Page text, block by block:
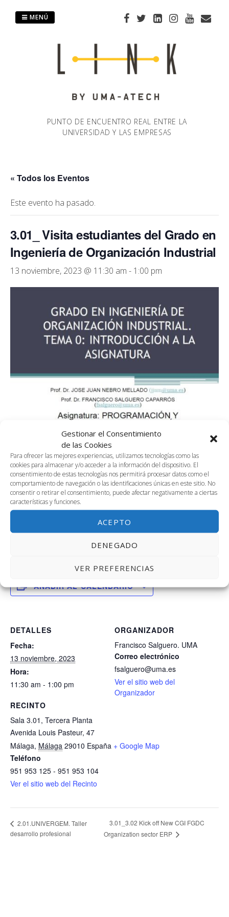
Gestionar el Consentimiento
de las Cookies
Para ofrecer las mejores experiencias, utilizamos tecnologías como las
cookies para almacenar y/o acceder a la información del dispositivo. El
consentimiento de estas tecnologías nos permitirá procesar datos como el
comportamiento de navegación o las identificaciones únicas en este sitio. No
consentir o retirar el consentimiento, puede afectar negativamente a ciertas
características y funciones.
ACEPTO
DENEGADO
VER PREFERENCIAS
PUNTO DE ENCUENTRO REAL ENTRE LA
UNIVERSIDAD Y LAS EMPRESAS
MENÚ
« Todos los Eventos
Este evento ha pasado.
3.01_ Visita estudiantes del Grado en
Ingeniería de Organización Industrial
13 noviembre, 2023 @ 11:30 am - 1:00 pm
Los alumnos /as de la asignatura «Programación y
control de la producción» perteneciente al Grado en
Ingeniería de Organización Industrial vienen a visitar The
Green Ray para conocer qué actividades y programas les
ofrece la Universidad de Málaga, en materia de
Empleabilidad y Emprendimiento
AÑADIR AL CALENDARIO
DETALLES
Fecha:
13 noviembre, 2023
Hora:
11:30 am - 1:00 pm
RECINTO
Sala 3.01, Tercera Planta
Avenida Louis Pasteur, 47
Málaga, Málaga 29010 España + Google Map
Teléfono
951 953 125 - 951 953 104
Ver el sitio web del Recinto
ORGANIZADOR
Francisco Salguero. UMA
Correo electrónico
fsalguero@uma.es
Ver el sitio web del
Organizador
2.01.UNIVERGEM. Taller
desarrollo profesional
3.01_3.02 Kick off New CGI FGDC
Organization sector ERP